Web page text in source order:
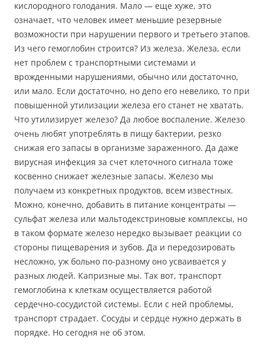
кислородного голодания. Мало — еще хуже, это
означает, что человек имеет меньшие резервные
возможности при нарушении первого и третьего этапов.
Из чего гемоглобин строится? Из железа. Железа, если
нет проблем с транспортными системами и
врожденными нарушениями, обычно или достаточно,
или мало. Если достаточно, но депо его невелико, то при
повышенной утилизации железа его станет не хватать.
Что утилизирует железо? Да любое воспаление. Железо
очень любят употреблять в пищу бактерии, резко
снижая его запасы в организме зараженного. Да даже
вирусная инфекция за счет клеточного сигнала тоже
косвенно снижает железные запасы. Железо мы
получаем из конкретных продуктов, всем известных.
Можно, конечно, добавить в питание концентраты —
сульфат железа или мальтодекстриновые комплексы, но
в таком формате железо нередко вызывает реакции со
стороны пищеварения и зубов. Да и передозировать
несложно, уж больно по-разному оно усваивается у
разных людей. Капризные мы. Так вот, транспорт
гемоглобина к клеткам осуществляется работой
сердечно-сосудистой системы. Если с ней проблемы,
транспорт страдает. Сосуды и сердце нужно держать в
порядке. Но сегодня не об этом.